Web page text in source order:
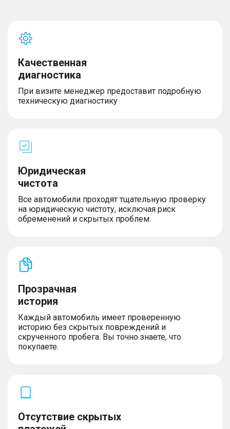
Качественная
диагностика
При визите менеджер предоставит подробную
техническую диагностику
Юридическая
чистота
Все автомобили проходят тщательную проверку
на юридическую чистоту, исключая риск
обременений и скрытых проблем.
Прозрачная
история
Каждый автомобиль имеет проверенную
историю без скрытых повреждений и
скрученного пробега. Вы точно знаете, что
покупаете.
Отсутствие скрытых